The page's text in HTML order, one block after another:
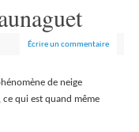
Écrire un commentaire
de neige
ce qui est quand même